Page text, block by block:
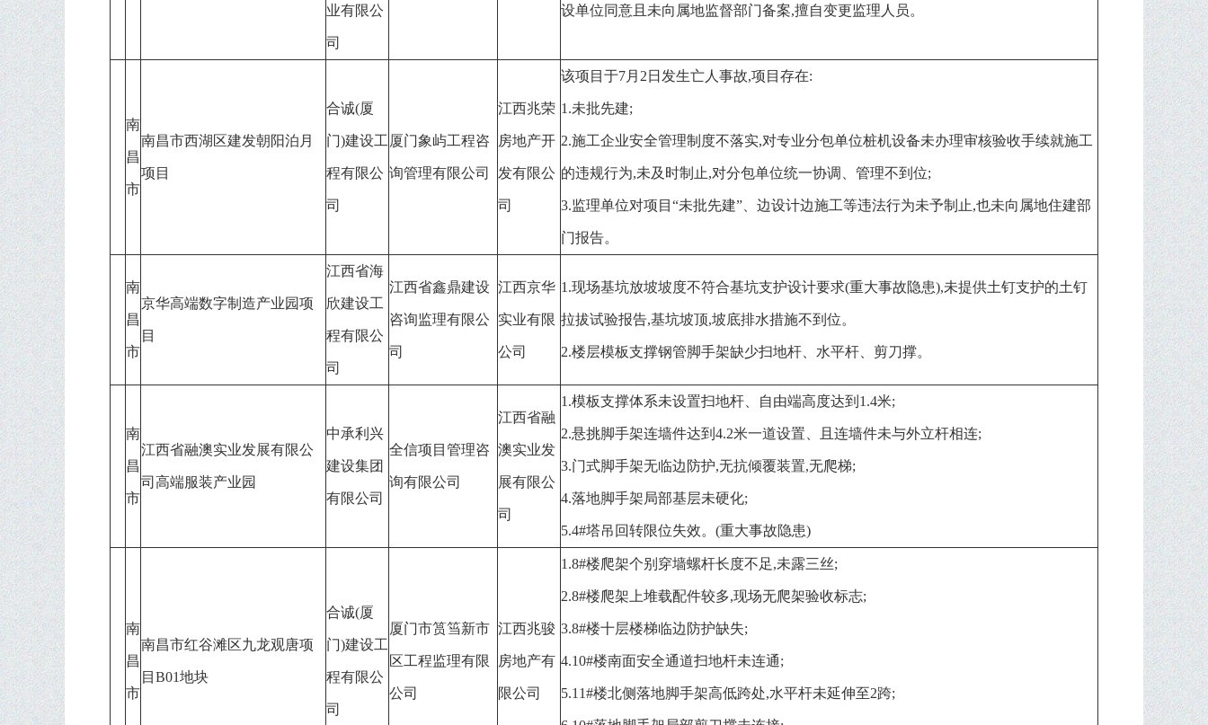
业有限公
司
设单位同意且未向属地监督部门备案,擅自变更监理人员。
南
昌
市
南昌市西湖区建发朝阳泊月
项目
合诚(厦
门)建设工
程有限公
司
厦门象屿工程咨
询管理有限公司
江西兆荣
房地产开
发有限公
司
该项目于7月2日发生亡人事故,项目存在:
1.未批先建;
2.施工企业安全管理制度不落实,对专业分包单位桩机设备未办理审核验收手续就施工
的违规行为,未及时制止,对分包单位统一协调、管理不到位;
3.监理单位对项目“未批先建”、边设计边施工等违法行为未予制止,也未向属地住建部
门报告。
南
昌
市
京华高端数字制造产业园项
目
江西省海
欣建设工
程有限公
司
江西省鑫鼎建设
咨询监理有限公
司
江西京华
实业有限
公司
1.现场基坑放坡坡度不符合基坑支护设计要求(重大事故隐患),未提供土钉支护的土钉
拉拔试验报告,基坑坡顶,坡底排水措施不到位。
2.楼层模板支撑钢管脚手架缺少扫地杆、水平杆、剪刀撑。
南
昌
市
江西省融澳实业发展有限公
司高端服装产业园
中承利兴
建设集团
有限公司
全信项目管理咨
询有限公司
江西省融
澳实业发
展有限公
司
1.模板支撑体系未设置扫地杆、自由端高度达到1.4米;
2.悬挑脚手架连墙件达到4.2米一道设置、且连墙件未与外立杆相连;
3.门式脚手架无临边防护,无抗倾覆装置,无爬梯;
4.落地脚手架局部基层未硬化;
5.4#塔吊回转限位失效。(重大事故隐患)
南
昌
市
南昌市红谷滩区九龙观唐项
目B01地块
合诚(厦
门)建设工
程有限公
司
厦门市筼筜新市
区工程监理有限
公司
江西兆骏
房地产有
限公司
1.8#楼爬架个别穿墙螺杆长度不足,未露三丝;
2.8#楼爬架上堆载配件较多,现场无爬架验收标志;
3.8#楼十层楼梯临边防护缺失;
4.10#楼南面安全通道扫地杆未连通;
5.11#楼北侧落地脚手架高低跨处,水平杆未延伸至2跨;